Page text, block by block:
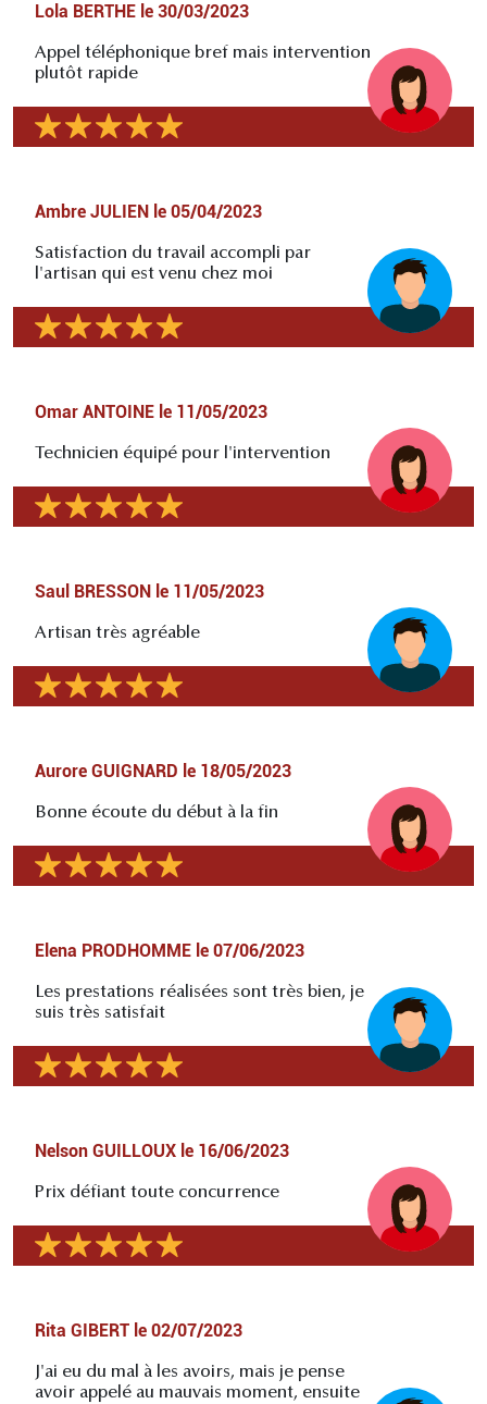
Lola BERTHE le 30/03/2023
Appel téléphonique bref mais intervention
plutôt rapide
Ambre JULIEN le 05/04/2023
Satisfaction du travail accompli par
l'artisan qui est venu chez moi
Omar ANTOINE le 11/05/2023
Technicien équipé pour l'intervention
Saul BRESSON le 11/05/2023
Artisan très agréable
Aurore GUIGNARD le 18/05/2023
Bonne écoute du début à la fin
Elena PRODHOMME le 07/06/2023
Les prestations réalisées sont très bien, je
suis très satisfait
Nelson GUILLOUX le 16/06/2023
Prix défiant toute concurrence
Rita GIBERT le 02/07/2023
J'ai eu du mal à les avoirs, mais je pense
avoir appelé au mauvais moment, ensuite